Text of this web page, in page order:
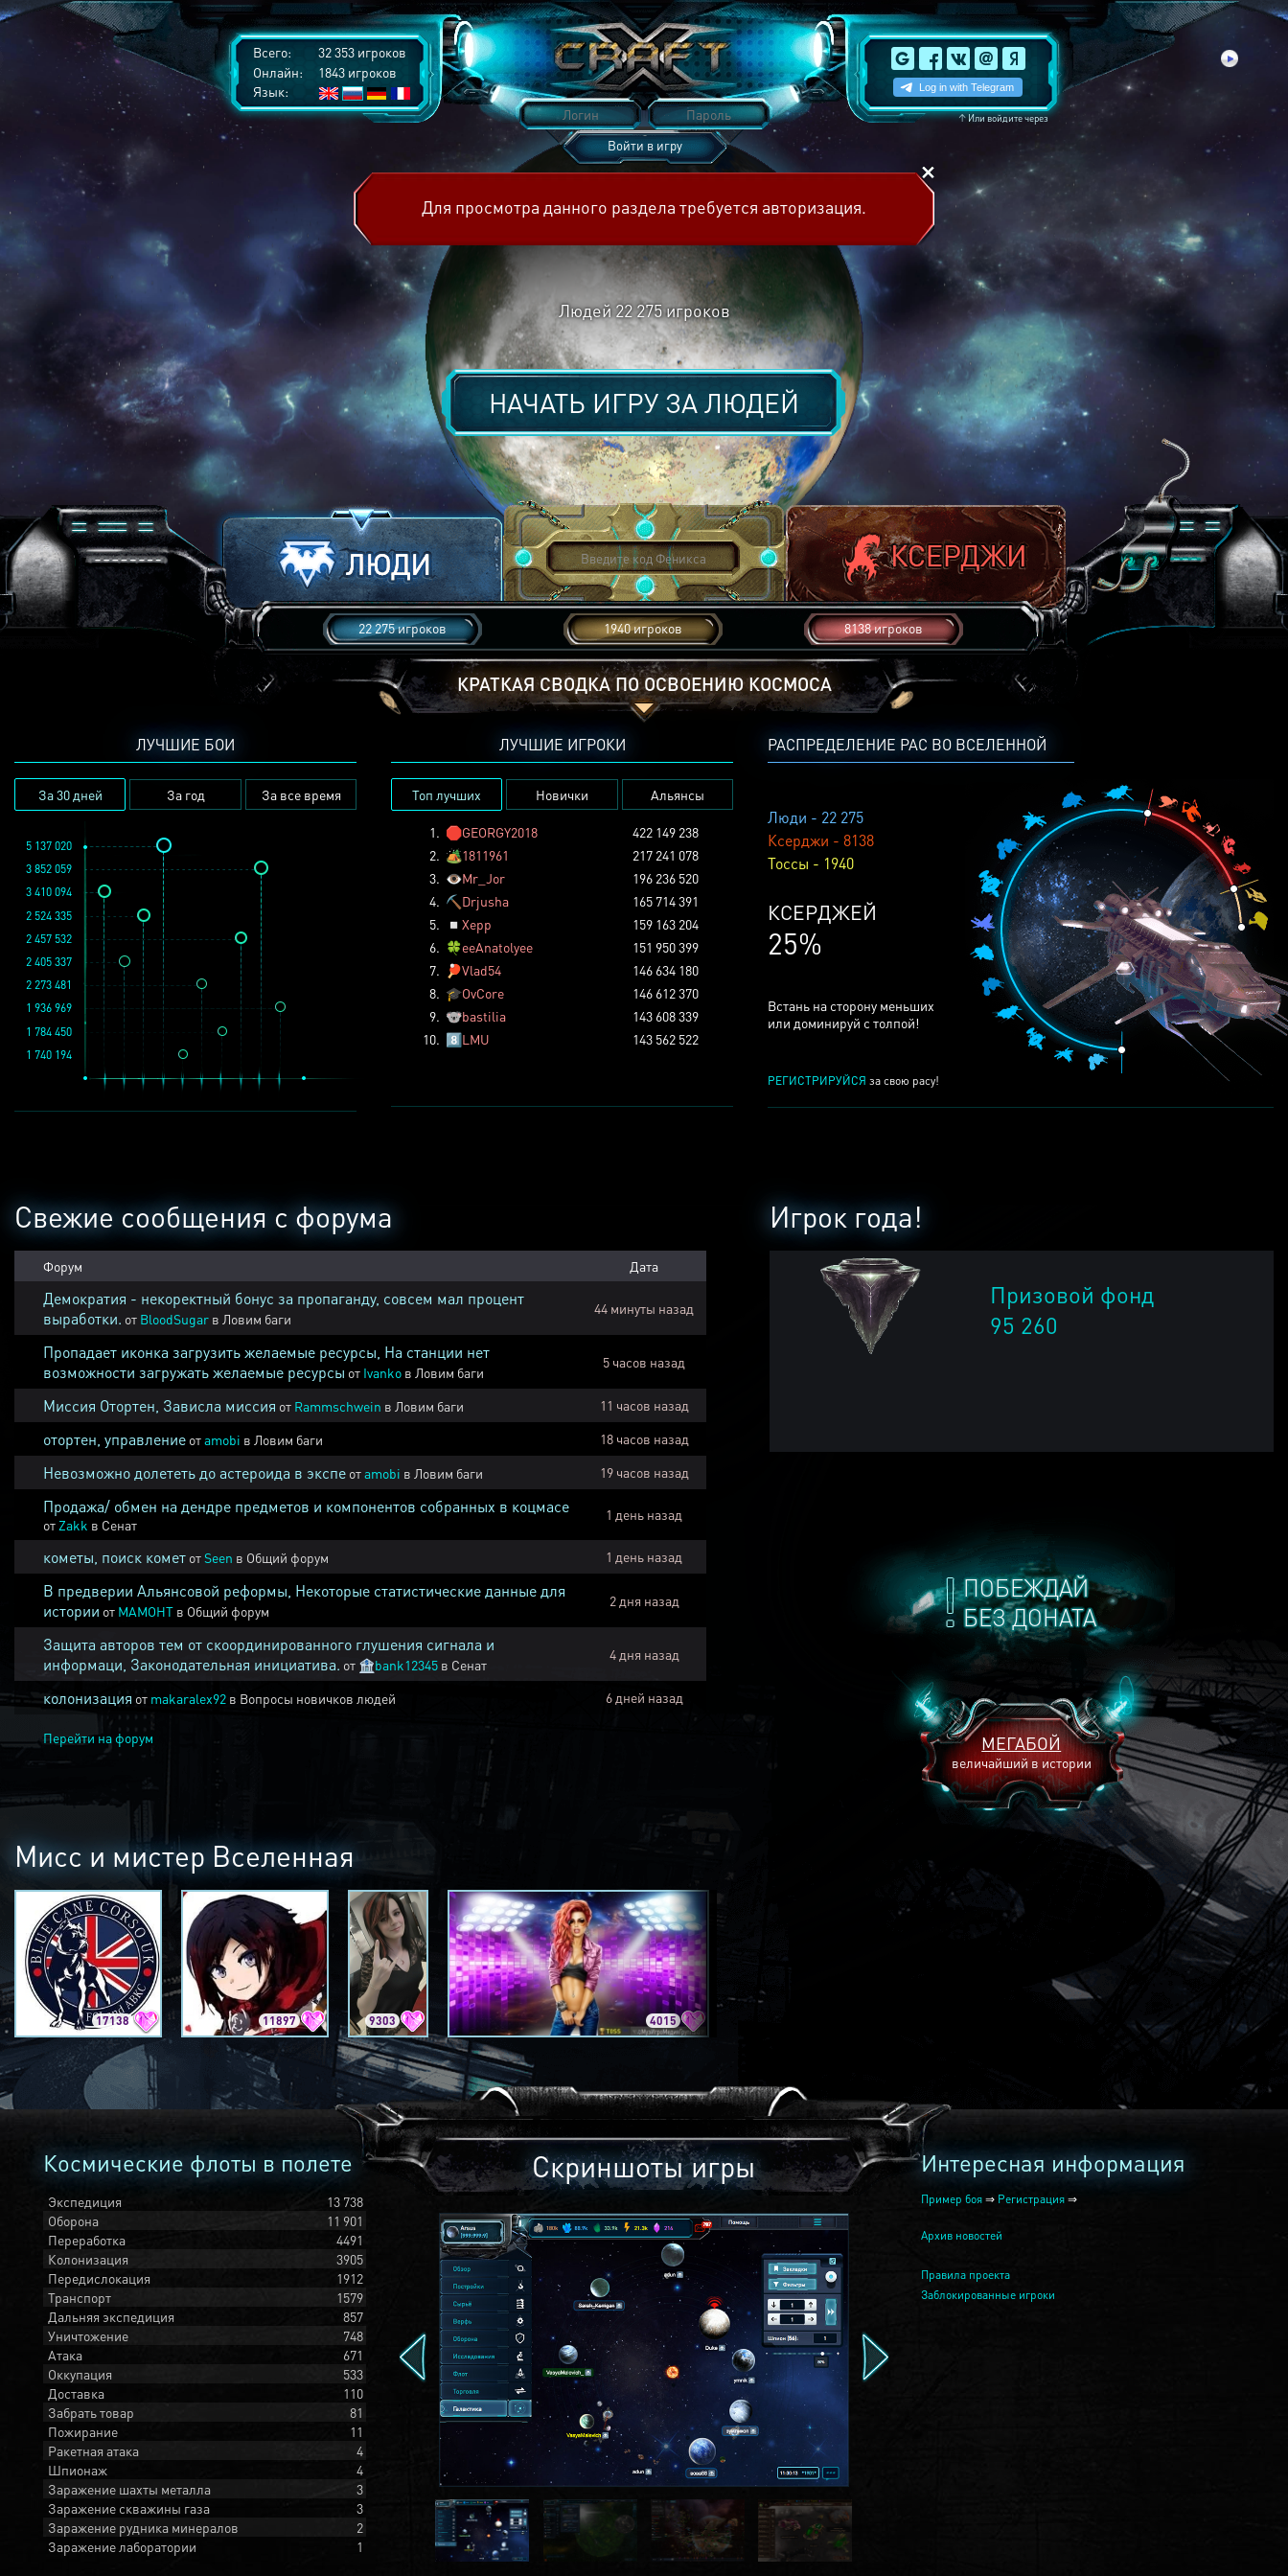
Всего:
32 353 игроков
Онлайн:
1843 игроков
Язык:
↑Или войдите через
Войти в игру
Для просмотра данного раздела требуется авторизация.
Людей 22 275игроков
НАЧАТЬ ИГРУ ЗАЛЮДЕЙ
22 275 игроков 1940 игроков 8138 игроков
КРАТКАЯ СВОДКА ПО ОСВОЕНИЮ КОСМОСА
РАСПРЕДЕЛЕНИЕ РАС ВО ВСЕЛЕННОЙ
Люди - 22 275
Ксерджи - 8138
Тоссы - 1940
КСЕРДЖЕЙ
25%
Встань на сторону меньших
или доминируй с толпой!
РЕГИСТРИРУЙСЯ за свою расу!
ЛУЧШИЕ БОИ
За 30 дней За год За все время
1 936 969
3 852 059
2 457 532
1 784 450
2 273 481
1 740 194
5 137 020
2 524 335
2 405 337
3 410 094
ЛУЧШИЕ ИГРОКИ
Топ лучших Новички Альянсы
1. 🛑GEORGY2018
422 149 238
2. 🏕️1811961
217 241 078
3. 👁️Mr_Jor
196 236 520
4. ⛏️ Drjusha
165 714 391
5.
◽ Xepp
159 163 204
6. 🍀eeAnatolyee
151 950 399
7.
🏓Vlad54
146 634 180
8. 🎓OvCore
146 612 370
9. 🐨bastilia
143 608 339
10. 8️⃣LMU 143 562 522
ПОБЕЖДАЙ
БЕЗ ДОНАТА
МЕГАБОЙ
величайший в истории
Игрок года!
Призовой фонд
95 260
Свежие сообщения с форума
Форум Дата
Демократия - некоректный бонус за пропаганду, совсем мал процент
выработки. от BloodSugar в Ловим баги
44 минуты назад
Пропадает иконка загрузить желаемые ресурсы, На станции нет
возможности загружать желаемые ресурсы от Ivanko в Ловим баги
5 часов назад
Миссия Отортен, Зависла миссия от Rammschwein в Ловим баги 11 часов назад
отортен, управление отamobi в Ловим баги 18 часов назад
Невозможно долететь до астероида в экспе отamobi в Ловим баги 19 часов назад
Продажа/ обмен на дендре предметов и компонентов собранных в коцмасе
от Zakk в Сенат
1 день назад
кометы, поиск комет отSeen в Общий форум 1 день назад
В предверии Альянсовой реформы, Некоторые статистические данные для
истории от MAMOHT в Общий форум
2 дня назад
Защита авторов тем от скоординированного глушения сигнала и
информаци, Законодательная инициатива. от 🏦bank12345 в Сенат
4 дня назад
колонизация от makaralex92 в Вопросы новичков людей 6 дней назад
Перейти на форум
Мисс и мистер Вселенная
17138 11897 9303 4015 2240
Космические флоты в полете
Экспедиция
13 738
Оборона
11 901
Переработка
4491
Колонизация
3905
Передислокация
1912
Транспорт
1579
Дальняя экспедиция
857
Уничтожение
748
Атака
671
Оккупация
533
Доставка
110
Забрать товар
81
Пожирание
11
Ракетная атака
4
Шпионаж
4
Заражение шахты металла
3
Заражение скважины газа
3
Заражение рудника минералов
2
Заражение лаборатории
1
Скриншоты игры Интересная информация
Пример боя ⇒ Регистрация ⇒
Архив новостей
Правила проекта
Заблокированные игроки